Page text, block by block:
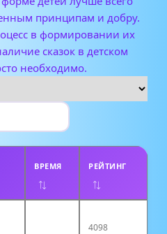
принципам и добру.
в формировании их
сказок в детском
необходимо.
ВРЕМЯ РЕЙТИНГ
4098